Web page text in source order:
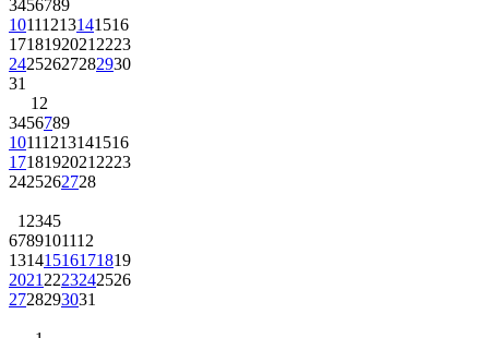
3456789
10111213141516
1718192021 2223
24252627282930
31
1 2
3456789
10111213141516
1718192021 2223
2425262728
1 2345
6789101112
13141516171819
2021 2223242526
2728293031